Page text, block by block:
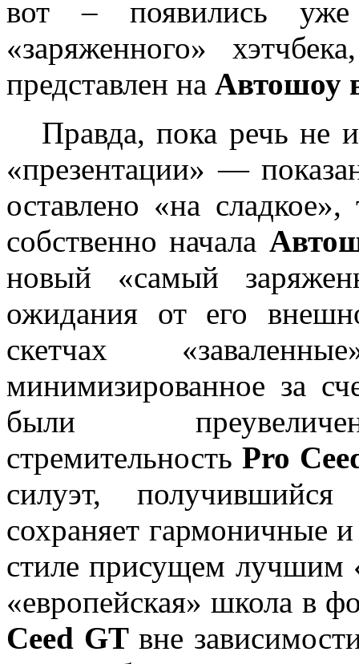
вот – появились
«заряженного»
представлен на Автошоу
Правда, пока речь не
«презентации» —
оставлено «на
собственно начала
новый «самый
ожидания от его
скетчах
минимизированное за
были
стремительность Pro
силуэт,
сохраняет гармоничные
стиле присущем лучшим
«европейская» школа в
Ceed GTвне